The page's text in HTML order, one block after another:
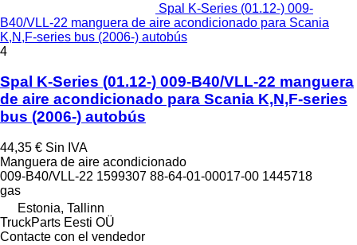
Spal K-Series (01.12-) 009-
B40/VLL-22 manguera de aire acondicionado para Scania
K,N,F-series bus (2006-) autobús
4
Spal K-Series (01.12-) 009-B40/VLL-22 manguera
de aire acondicionado para Scania K,N,F-series
bus (2006-) autobús
44,35 € Sin IVA
Manguera de aire acondicionado
009-B40/VLL-22 1599307 88-64-01-00017-00 1445718
gas
Estonia, Tallinn
TruckParts Eesti OÜ
Contacte con el vendedor